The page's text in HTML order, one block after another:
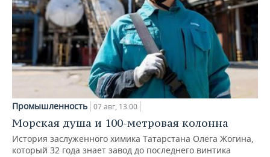
Промышленность 07 авг, 13:00
Морская душа и 100-метровая колонна
История заслуженного химика Татарстана Олега Жогина,
который 32 года знает завод до последнего винтика